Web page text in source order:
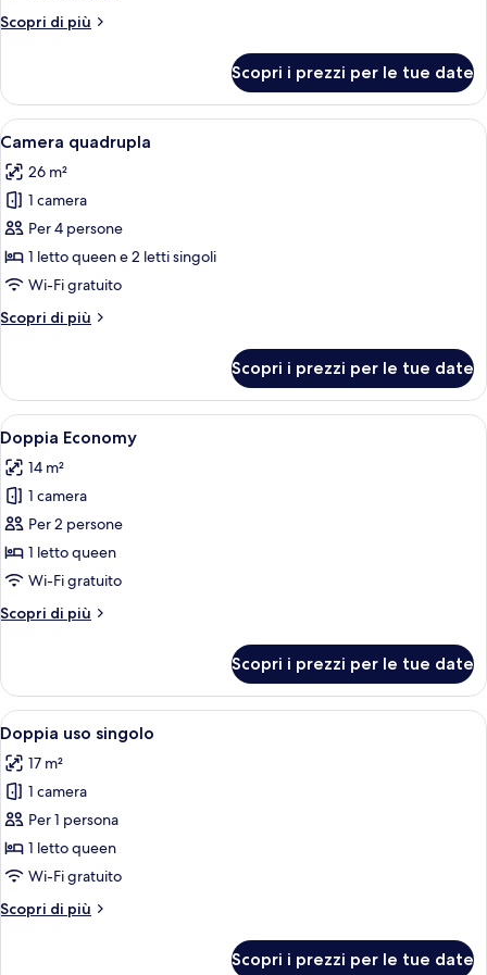
Scopri di più
Altri
Standard
Scopri i prezzi per le tue date
Apri
tutte
le
foto
per
Camera
quadrupla
Una camera da letto con un letto
6
Camera quadrupla
26 m²
1 camera
Per 4 persone
1 letto queen e 2 letti singoli
Wi-Fi gratuito
Scopri di più
Altri
quadrupla
Scopri i prezzi per le tue date
Apri
tutte
le
foto
per
Doppia
Economy
Una camera d'albergo con un letto,
6
Doppia Economy
14 m²
1 camera
Per 2 persone
1 letto queen
Wi-Fi gratuito
Scopri di più
Altri
Economy
Scopri i prezzi per le tue date
Apri
tutte
le
foto
per
Doppia
uso
Una camera da letto con un letto,
6
Doppia uso singolo
17 m²
1 camera
Per 1 persona
1 letto queen
Wi-Fi gratuito
Scopri di più
Altri
Scopri i prezzi per le tue date